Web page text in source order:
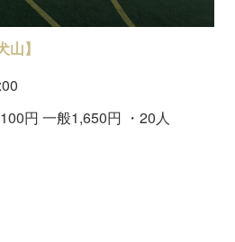
山】
円 一般1,650円 ・20人